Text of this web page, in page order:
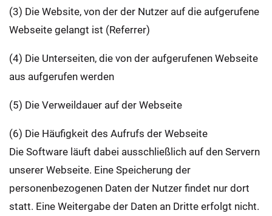
(3) Die Website, von der der Nutzer auf die aufgerufene
Webseite gelangt ist (Referrer)
(4) Die Unterseiten, die von der aufgerufenen Webseite
aus aufgerufen werden
(5) Die Verweildauer auf der Webseite
(6) Die Häufigkeit des Aufrufs der Webseite
Die Software läuft dabei ausschließlich auf den Servern
unserer Webseite. Eine Speicherung der
personenbezogenen Daten der Nutzer findet nur dort
statt. Eine Weitergabe der Daten an Dritte erfolgt nicht.